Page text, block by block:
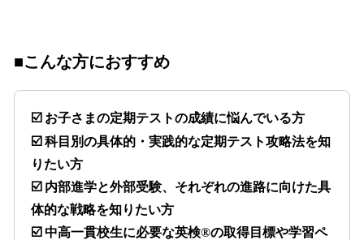
■こんな方におすすめ
☑️ お子さまの定期テストの成績に悩んでいる方
☑️ 科目別の具体的・実践的な定期テスト攻略法を知
りたい方
☑️ 内部進学と外部受験、それぞれの進路に向けた具
体的な戦略を知りたい方
☑️ 中高一貫校生に必要な英検®の取得目標や学習ペ